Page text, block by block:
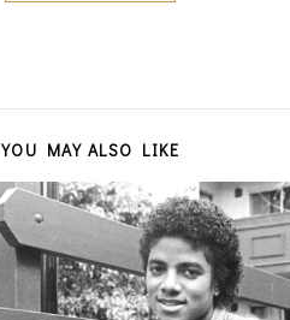
YOU MAY ALSO LIKE